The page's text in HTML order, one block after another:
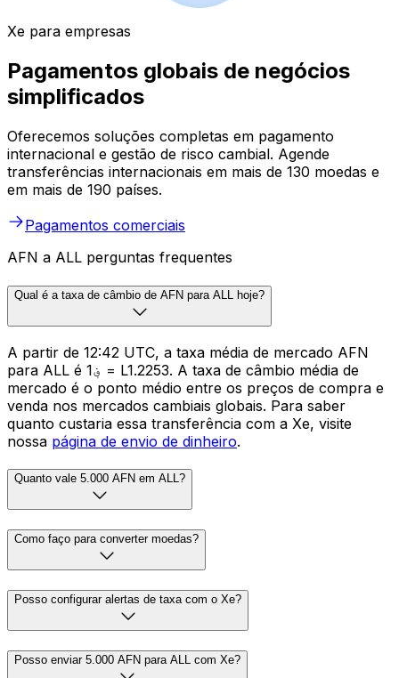
Xe para empresas
Pagamentos globais de negócios
simplificados
Oferecemos soluções completas em pagamento
internacional e gestão de risco cambial. Agende
transferências internacionais em mais de 130 moedas e
em mais de 190 países.
Pagamentos comerciais
AFN a ALL perguntas frequentes
Qual é a taxa de câmbio de AFN para ALL hoje?
A partir de 12:42 UTC, a taxa média de mercado AFN
para ALL é ؋1 = L1.2253. A taxa de câmbio média de
mercado é o ponto médio entre os preços de compra e
venda nos mercados cambiais globais. Para saber
quanto custaria essa transferência com a Xe, visite
nossa página de envio de dinheiro.
Quanto vale 5.000 AFN em ALL?
Como faço para converter moedas?
Posso configurar alertas de taxa com o Xe?
Posso enviar 5.000 AFN para ALL com Xe?